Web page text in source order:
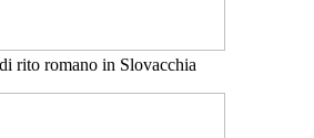
rito romano in Slovacchia